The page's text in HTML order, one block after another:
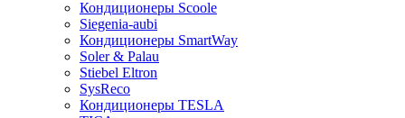
Кондиционеры Scoole
Siegenia-aubi
Кондиционеры SmartWay
Soler & Palau
Stiebel Eltron
SysReco
Кондиционеры TESLA